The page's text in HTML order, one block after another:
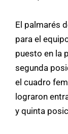
El palmarés
para el
puesto en la
segunda
el cuadro
lograron
y quinta